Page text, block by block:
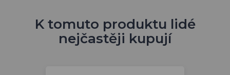
K tomuto produktu lidé
nejčastěji kupují